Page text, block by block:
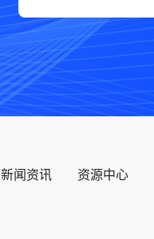
新闻资讯 资源中心